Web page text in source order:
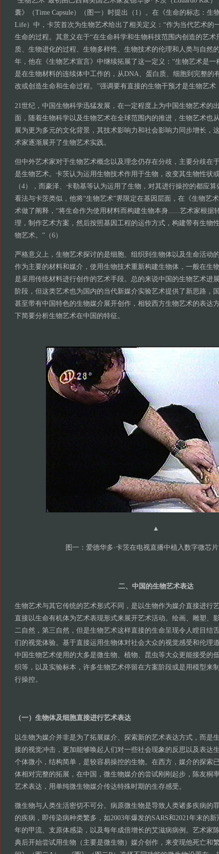
囊》（Time Capsule）（图一）时提出（1）。在《生命的标志：生
Life）中，卡茨首次为生物艺术给出了相关定义：“作为当代艺术的
生命的过程。其意义在于“在生命科学和生物科技范围内创造的艺
质、生物进化的过程、生物多样性、生物技术的伦理和人类与自然
年，他在《生物艺术宣言》中继续拓展了这一定义：“生物艺术是
是在生物材料的连续体中工作的，从DNA、蛋白质、细胞到完整的
改或创造生命和生命过程。”强调要有直接的生物干预才是生物艺术
21世纪，中国生物科学迅猛发展，在一定程度上为中国生物艺术的
面，随着生物科学以及生物艺术在全球范围内的推进，生物艺术也
展为更为多元的文化背景，其技术影响力和社会影响力同步增长，
术家逐渐展开了生物艺术实践。
但中外艺术家对于生物艺术概念以及理念仍存在分歧，主要分歧在
是生物艺术。卡茨认为运用生物技术作用于生物，改变其生物性状
（4），而豪泽、卡勒基等认为运用了生物，对其进行操控的都应
看法与卡茨类似，他将“生物艺术”界限定在基因层面，在《生物艺
术做了阐释，“将生命作为使用材料而构建生物本身......艺术家根据
理，制作艺术方案，然后按照基因工程的运作方式，构建带有生物
物艺术。”（6）
严格意义上，生物艺术探讨的是细胞、组织到生物体以及生命活动
作为主要的材料和媒介，使用生物技术重新构建生物体，一般在生
是采用传统材料进行创作的艺术手段。总的来说中国的生物艺术进
阶段，但这类艺术也为国内的当代新媒介实验艺术提供了新思路，
甚至带有中国特色的生物媒介展开创作，相较西方生物艺术的表达
下简要分析生物艺术在中国的特征。
▲
图一：爱德华多·卡茨在电视直播中植入数字微芯
二、中国的生物艺术表达
生物艺术与其它传统的艺术形式不同，是以生物作为媒介直接进行
直接以生命有机体为艺术表现形式来展开艺术活动。绘画、雕塑、
二自然，第三自然，但是生物艺术这样直接的生命呈现令人瞠目结
们的视觉体验。基于直接运用生物体对社会大众的视觉感受和伦理
中国生物艺术使用的大多是微生物、植物、昆虫等大众更能接受的
织等，以及实验标本，许多生物艺术停留在方案阶段或是用模型来
行操控。
（一）生物体及细胞直接进行艺术表达
以生物为媒介并非是为了拓展媒介、探索新的艺术表达方式，而是
接的视觉冲击，更加能够唤起人们对一些社会现象的反思以及表达
个体微小，结构简单，是较容易操控的生物。在西方，媒介的探索
体相对完整的拓展，在中国，微生物媒介的尝试刚刚起步，陈友桐
艺术表达，用单纯微生物媒介传达特殊时期的生存感受。
微生物与人类生活密切不可分。病原微生物是导致人类诸多疾病的
的疾病，即传染病种类繁多，如2003年爆发的SARS和2021年末的
年的甲流、支原体感染，以及每年成倍增长的艾滋病病例。艺术家
典后开始尝试用生物（主要是微生物）媒介创作，来变现他死亡和